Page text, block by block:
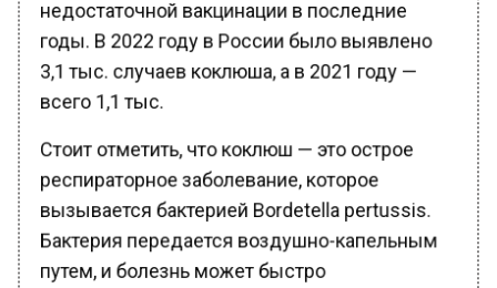
годы. В 2022 году в России было выявлено
3,1 тыс. случаев коклюша, а в 2021 году —
всего 1,1 тыс.
Стоит отметить, что коклюш — это острое
респираторное заболевание, которое
вызывается бактерией Bordetella pertussis.
Бактерия передается воздушно-капельным
путем, и болезнь может быстро